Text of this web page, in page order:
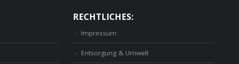
RECHTLICHES:
Impressum
Entsorgung & Umwelt